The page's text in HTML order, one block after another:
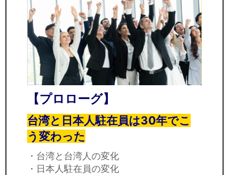
【プロローグ】
台湾と日本人駐在員は30年でこ
う変わった
・台湾と台湾人の変化
・日本人駐在員の変化